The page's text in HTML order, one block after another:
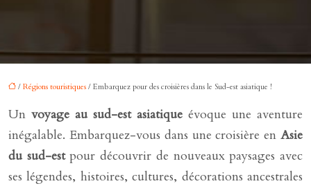
/ Régions touristiques / Embarquez pour des croisières dans le Sud-est asiatique !
Un voyage au sud-est asiatique évoque une aventure
inégalable. Embarquez-vous dans une croisière en Asie
du sud-estpour découvrir de nouveaux paysages avec
ses légendes, histoires, cultures, décorations ancestrales